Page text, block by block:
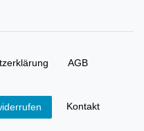
AGB
Kontakt